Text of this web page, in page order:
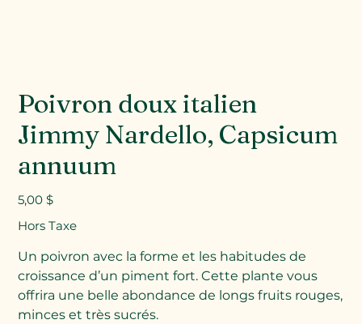
Poivron doux italien
Jimmy Nardello, Capsicum
annuum
Prix
5,00 $
Hors Taxe
Un poivron avec la forme et les habitudes de
croissance d’un piment fort. Cette plante vous
offrira une belle abondance de longs fruits rouges,
minces et très sucrés.